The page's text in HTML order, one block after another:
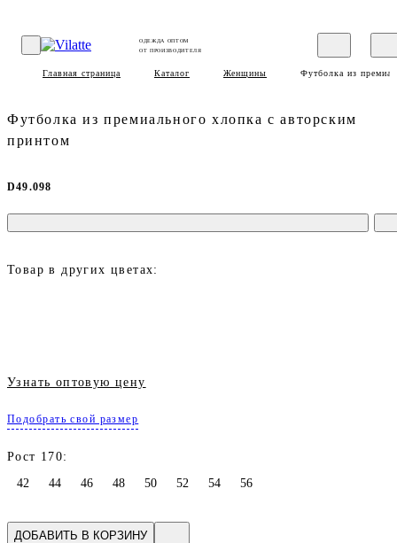
ОДЕЖДА ОПТОМ
ОТ ПРОИЗВОДИТЕЛЯ
Главная страница Каталог Женщины Футболка из
Футболка из премиального хлопка с авторским
принтом
D49.098
Товар в других цветах:
Узнать оптовую цену
Подобрать свой размер
Рост 170:
42
44 46 48 50 52 54 56
ДОБАВИТЬ В КОРЗИНУ